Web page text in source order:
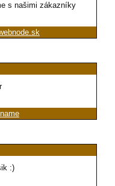
s našimi zákazníky
:)